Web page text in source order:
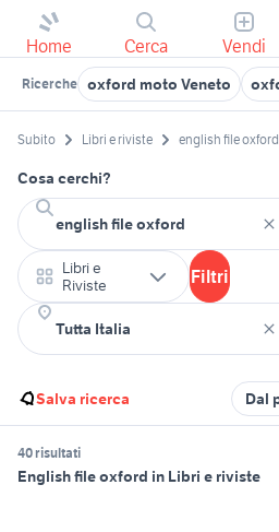
Home Cerca Vendi
Ricerche oxford moto Veneto
Subito Libri e riviste english file oxford
Cosa cerchi?
Libri e
Riviste
Filtri
Salva ricerca Dal
40 risultati
English file oxford in Libri e riviste